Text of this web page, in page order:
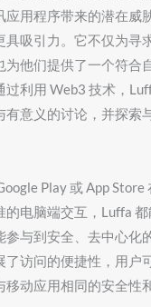
应用程序带来的潜在威
具吸引力。它不仅为寻
为他们提供了一个符合
过利用 Web3 技术，
有意义的讨论，并探索
Play 或 App Store
的电脑端交互，Luffa
参与到安全、去中心化
了访问的便捷性，用户
移动应用相同的安全性